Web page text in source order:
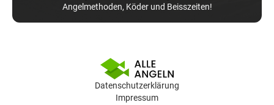
Angelmethoden, Köder und Beisszeiten!
Datenschutzerklärung
Impressum